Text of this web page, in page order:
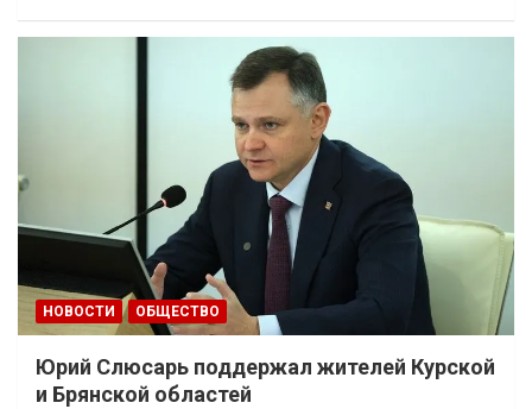
НОВОСТИ ОБЩЕСТВО
Юрий Слюсарь поддержал жителей Курской
и Брянской областей